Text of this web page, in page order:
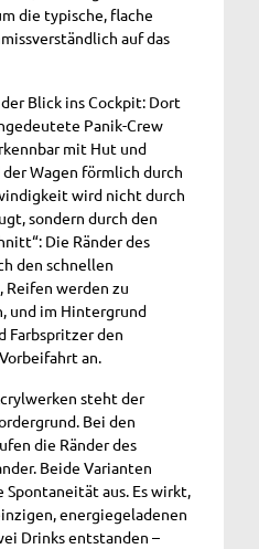
die typische, flache
auf das
Blick ins Cockpit: Dort
Panik-Crew
mit Hut und
Wagen förmlich durch
wird nicht durch
sondern durch den
Die Ränder des
den schnellen
Reifen werden zu
und im Hintergrund
Farbspritzer den
an.
steht der
Bei den
die Ränder des
Beide Varianten
aus. Es wirkt,
energiegeladenen
Drinks entstanden –